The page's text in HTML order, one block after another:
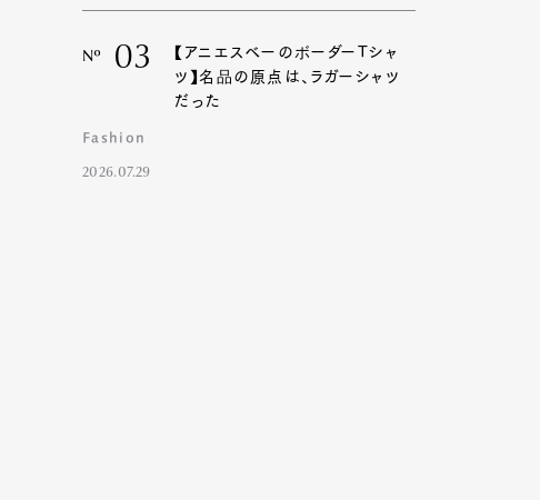
Nº 03
【アニエスベーのボーダーTシャ
ツ】名品の原点は、ラガーシャツ
だった
Fashion
2026.07.29